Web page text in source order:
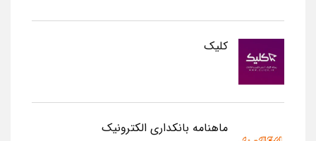
کلیک
ماهنامه بانکداری الکترونیک